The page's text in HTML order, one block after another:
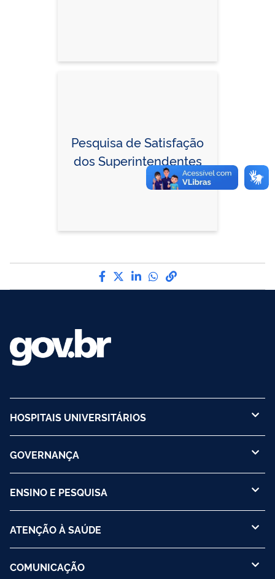
Pesquisa de Satisfação
dos Superintendentes
Compartilhe por Facebook
Compartilhe por Twitter
Compartilhe por
Compartilhe por
link para Copiar
HOSPITAIS UNIVERSITÁRIOS
GOVERNANÇA
ENSINO E PESQUISA
ATENÇÃO À SAÚDE
COMUNICAÇÃO